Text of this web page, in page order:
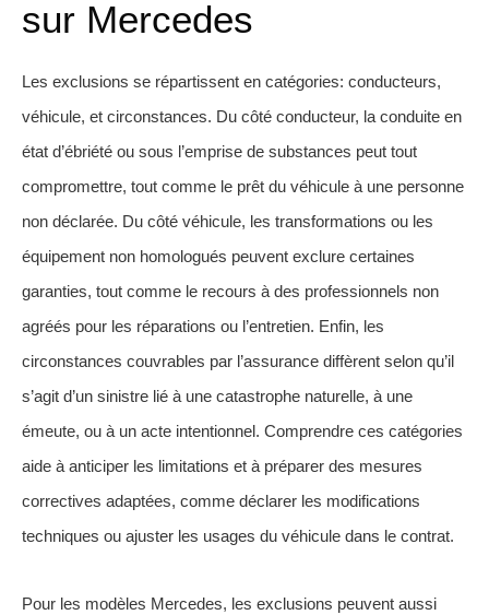
sur Mercedes
Les exclusions se répartissent en catégories: conducteurs,
véhicule, et circonstances. Du côté conducteur, la conduite en
état d’ébriété ou sous l’emprise de substances peut tout
compromettre, tout comme le prêt du véhicule à une personne
non déclarée. Du côté véhicule, les transformations ou les
équipement non homologués peuvent exclure certaines
garanties, tout comme le recours à des professionnels non
agréés pour les réparations ou l’entretien. Enfin, les
circonstances couvrables par l’assurance diffèrent selon qu’il
s’agit d’un sinistre lié à une catastrophe naturelle, à une
émeute, ou à un acte intentionnel. Comprendre ces catégories
aide à anticiper les limitations et à préparer des mesures
correctives adaptées, comme déclarer les modifications
techniques ou ajuster les usages du véhicule dans le contrat.
Pour les modèles Mercedes, les exclusions peuvent aussi